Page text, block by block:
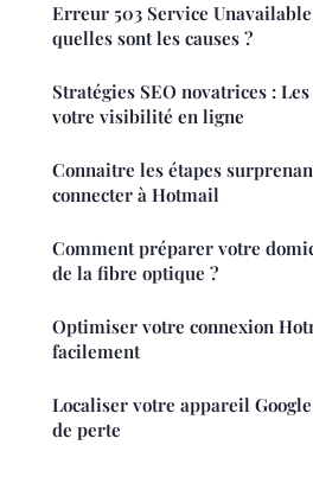
Erreur 503 Service
quelles sont les causes ?
Stratégies SEO novatrices :
votre visibilité en ligne
Connaitre les étapes
connecter à Hotmail
Comment préparer votre
de la fibre optique ?
Optimiser votre connexion
facilement
Localiser votre appareil
de perte